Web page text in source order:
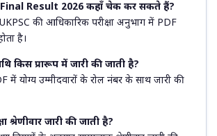
Final Result 2026 कहाँ चेक कर सकते हैं?
की आधिकारिक परीक्षा अनुभाग में PDF
है।
किस प्रारूप में जारी की जाती है?
में योग्य उम्मीदवारों के रोल नंबर के साथ जारी की
श्रेणीवार जारी की जाती है?